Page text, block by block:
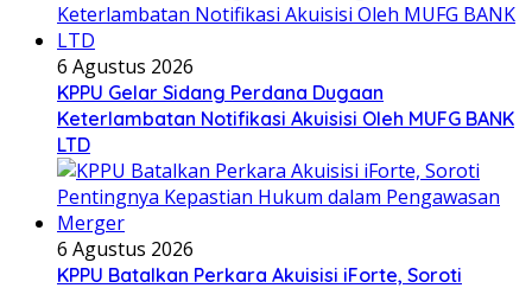
6 Agustus 2026
KPPU Gelar Sidang Perdana Dugaan
Keterlambatan Notifikasi Akuisisi Oleh MUFG BANK
LTD
6 Agustus 2026
KPPU Batalkan Perkara Akuisisi iForte, Soroti